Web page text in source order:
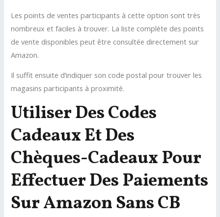
Les points de ventes participants à cette option sont très
nombreux et faciles à trouver. La liste complète des points
de vente disponibles peut être consultée directement sur
Amazon.
Il suffit ensuite d’indiquer son code postal pour trouver les
magasins participants à proximité.
Utiliser Des Codes
Cadeaux Et Des
Chèques-Cadeaux Pour
Effectuer Des Paiements
Sur Amazon Sans CB